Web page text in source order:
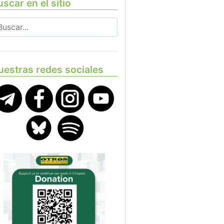
en el sitio
redes sociales